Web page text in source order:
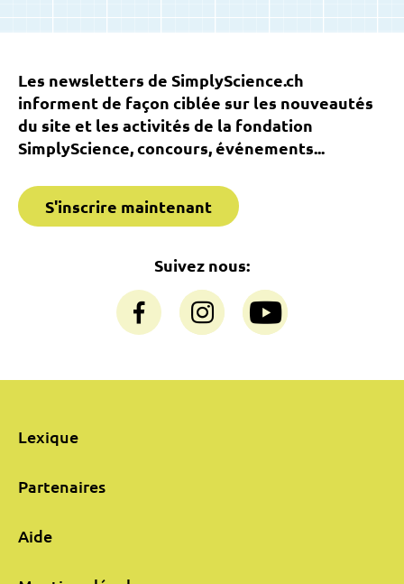
Les newsletters de SimplyScience.ch
informent de façon ciblée sur les nouveautés
du site et les activités de la fondation
SimplyScience, concours, événements...
S'inscrire maintenant
Suivez nous:
Lexique
Partenaires
Aide